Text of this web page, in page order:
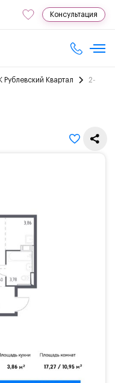
Консультация
Рублевский Квартал
2-